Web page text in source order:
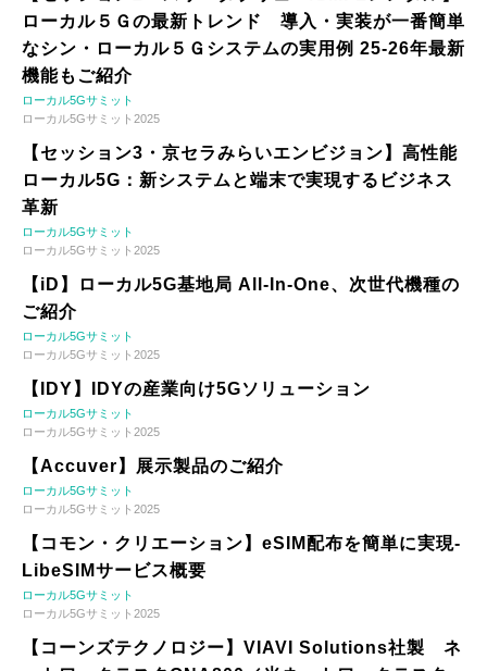
ローカル５Ｇの最新トレンド 導入・実装が一番簡単
なシン・ローカル５Ｇシステムの実用例 25-26年最新
機能もご紹介
ローカル5Gサミット
ローカル5Gサミット2025
【セッション3・京セラみらいエンビジョン】高性能
ローカル5G：新システムと端末で実現するビジネス
革新
ローカル5Gサミット
ローカル5Gサミット2025
【iD】ローカル5G基地局 All-In-One、次世代機種の
ご紹介
ローカル5Gサミット
ローカル5Gサミット2025
【IDY】IDYの産業向け5Gソリューション
ローカル5Gサミット
ローカル5Gサミット2025
【Accuver】展示製品のご紹介
ローカル5Gサミット
ローカル5Gサミット2025
【コモン・クリエーション】eSIM配布を簡単に実現-
LibeSIMサービス概要
ローカル5Gサミット
ローカル5Gサミット2025
【コーンズテクノロジー】VIAVI Solutions社製 ネ